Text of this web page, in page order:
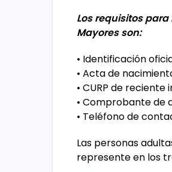
Los requisitos
Mayores son:
• Identificación
• Acta de
• CURP de reciente
• Comprobante de
• Teléfono de
Las personas
represente en los